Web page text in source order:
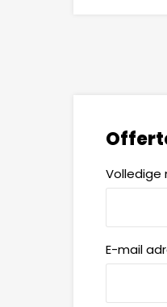
Volledige
E-mail